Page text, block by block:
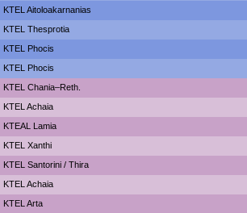
KTEL Aitoloakarnanias
KTEL Thesprotia
ΚΤΕL Phocis
ΚΤΕL Phocis
KTEL Chania–Reth.
KTEL Achaia
KTEAL Lamia
KTEL Xanthi
KTEL Santorini / Thira
KTEL Achaia
KTEL Arta